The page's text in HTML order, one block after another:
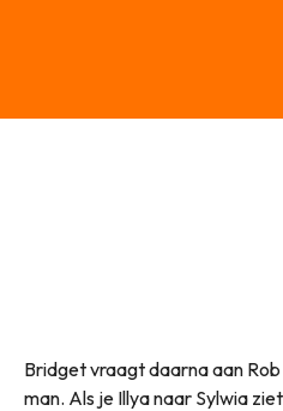
Bridget vraagt daarna aan
man. Als je Illya naar Sylwia